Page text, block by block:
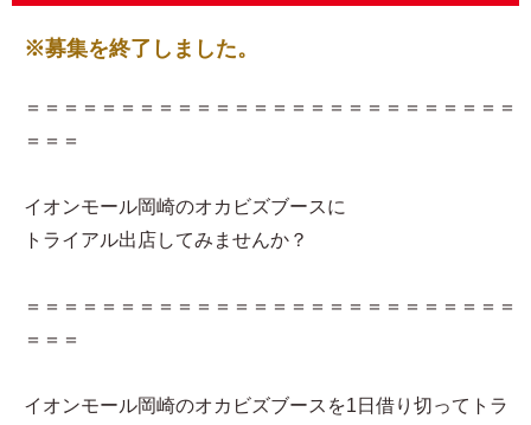
※募集を終了しました。
＝＝＝＝＝＝＝＝＝＝＝＝＝＝＝＝＝＝＝＝＝＝＝＝＝＝
＝＝＝
イオンモール岡崎のオカビズブースに
トライアル出店してみませんか？
＝＝＝＝＝＝＝＝＝＝＝＝＝＝＝＝＝＝＝＝＝＝＝＝＝＝
＝＝＝
イオンモール岡崎のオカビズブースを1日借り切ってトラ